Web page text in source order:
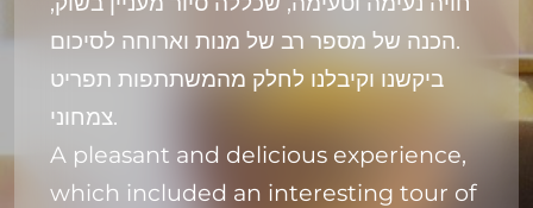
הכנה של מספר רב של מנות וארוחה לסיכום.
ביקשנו וקיבלנו לחלק מהמשתתפות תפריט
צמחוני.
A pleasant and delicious experience,
which included an interesting tour of